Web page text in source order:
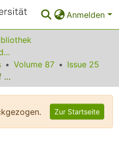
Anmelden
Sonstige Volltexte aus dem Bibliotheksangebot
Volume 87
Issue 25
Tests for Gaussianity of the MAXIMA-1 Cosmic Microwave Background Map
Zur Startseite